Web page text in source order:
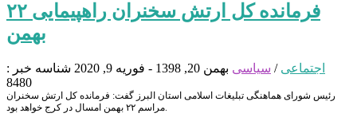
فرمانده کل ارتش سخنران راهپیمایی ٢٢
بهمن
اجتماعی / سیاسی بهمن 20, 1398 - فوریه 9, 2020
شناسه خبر :
8480
رئیس شورای هماهنگی تبلیغات اسلامی استان البرز گفت: فرمانده کل ارتش سخنران
مراسم ۲۲ بهمن امسال در کرج خواهد بود.